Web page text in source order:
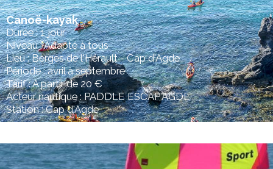
Canoë-kayak
Durée : 1 jour
Niveau : Adapté à tous
Lieu : Berges de l'Hérault - Cap d'Agde
Période : avril à septembre
Tarif : A partir de 20 €
Acteur nautique : PADDLE ESCAP'AGDE
Station : Cap d'Agde